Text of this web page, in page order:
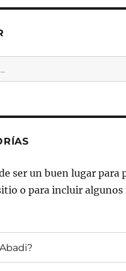
ser un buen lugar para
o para incluir